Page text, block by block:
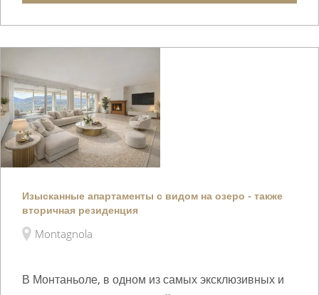
Изысканные апартаменты с видом на озеро - также
вторичная резиденция
Montagnola
В Монтаньоле, в одном из самых эксклюзивных и